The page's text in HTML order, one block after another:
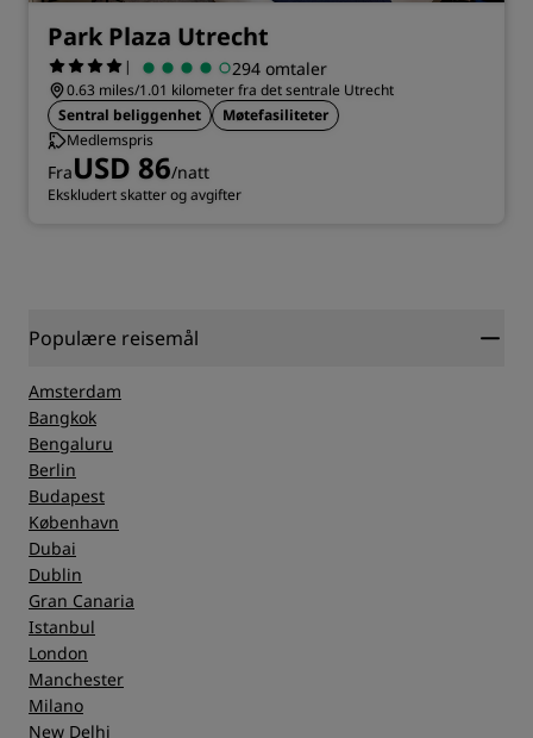
Park Plaza Utrecht
| 294 omtaler
0.63 miles/1.01 kilometer fra det sentrale Utrecht
Sentral beliggenhet
Møtefasiliteter
Medlemspris
FraUSD 86/natt
Ekskludert skatter og avgifter
Populære reisemål
Amsterdam
Bangkok
Bengaluru
Berlin
Budapest
København
Dubai
Dublin
Gran Canaria
Istanbul
London
Manchester
Milano
New Delhi